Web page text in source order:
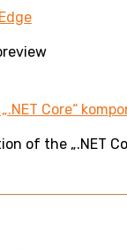
of the „.NET